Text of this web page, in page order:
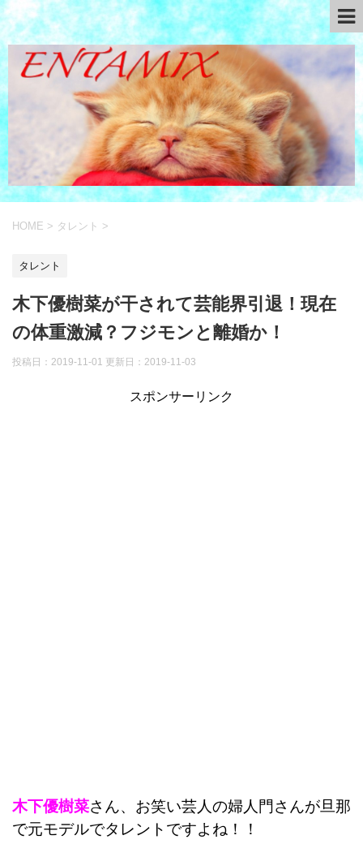
HOME > タレント >
タレント
木下優樹菜が干されて芸能界引退！現在
の体重激減？フジモンと離婚か！
投稿日：2019-11-01 更新日： 2019-11-03
スポンサーリンク
木下優樹菜さん、お笑い芸人の婦人門さんが旦那
で元モデルでタレントですよね！！